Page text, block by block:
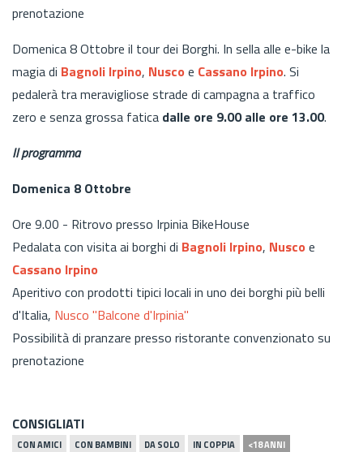
prenotazione
Domenica 8 Ottobre il tour dei Borghi. In sella alle e-bike la
magia di Bagnoli Irpino, Nusco e Cassano Irpino. Si
pedalerà tra meravigliose strade di campagna a traffico
zero e senza grossa fatica dalle ore 9.00 alle ore 13.00.
Il programma
Domenica 8 Ottobre
Ore 9.00 - Ritrovo presso Irpinia BikeHouse
Pedalata con visita ai borghi di Bagnoli Irpino, Nusco e
Cassano Irpino
Aperitivo con prodotti tipici locali in uno dei borghi più belli
d'Italia, Nusco "Balcone d'Irpinia"
Possibilità di pranzare presso ristorante convenzionato su
prenotazione
CONSIGLIATI
CON AMICI CON BAMBINI DA SOLO IN COPPIA
<18 ANNI